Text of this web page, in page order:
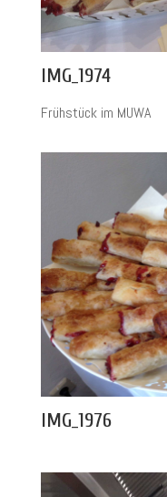
IMG_1974
Frühstück im MUWA
IMG_1976